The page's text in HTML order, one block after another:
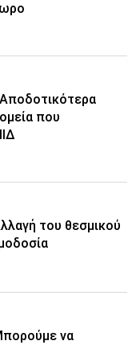
που
του θεσμικού
να